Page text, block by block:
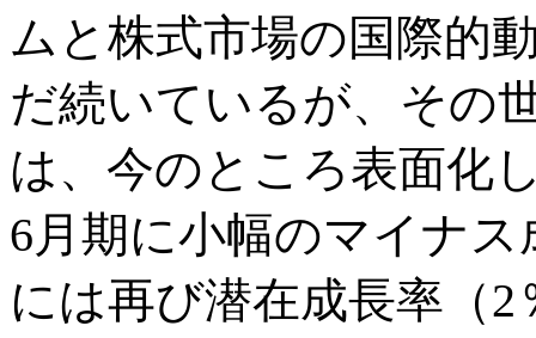
ムと株式市場の国際的
だ続いているが、その
は、今のところ表面化
6月期に小幅のマイナ
には再び潜在成長率（